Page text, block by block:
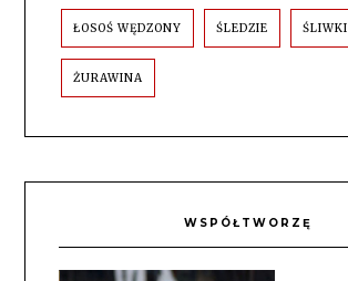
ŁOSOŚ WĘDZONY ŚLEDZIE ŚLIWKI
ŻURAWINA
WSPÓŁTWORZĘ